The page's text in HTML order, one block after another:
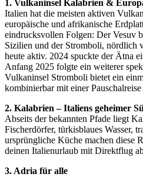
1. Vulkaninsel Kalabrien &
Italien hat die meisten aktiven
europäische und afrikanische
eindrucksvollen Folgen: Der Vesuv
Sizilien und der Stromboli, nördlich
heute aktiv. 2024 spuckte der Ätna
Anfang 2025 folgte ein weiterer
Vulkaninsel Stromboli bietet ein
kombinierbar mit einer
2. Kalabrien – Italiens geheimer
Abseits der bekannten Pfade liegt
Fischerdörfer, türkisblaues Wasser,
ursprüngliche Küche machen diese
deinen Italienurlaub mit Direktflug
3. Adria für alle